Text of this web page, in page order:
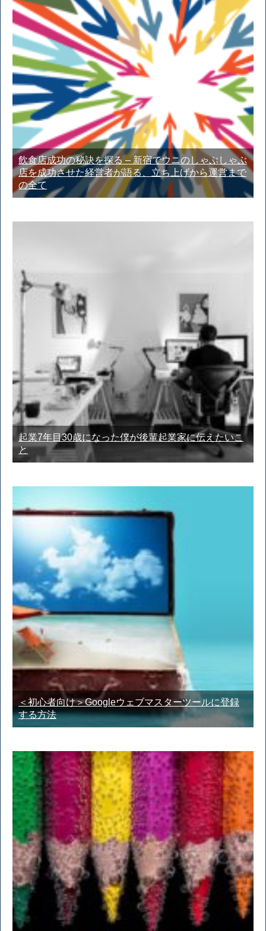
飲食店成功の秘訣を探る – 新宿でウニのしゃぶしゃぶ
店を成功させた経営者が語る、立ち上げから運営まで
の全て
起業7年目30歳になった僕が後輩起業家に伝えたいこ
と
＜初心者向け＞Googleウェブマスターツールに登録
する方法